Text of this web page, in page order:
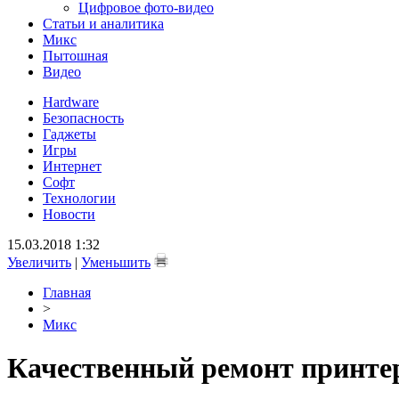
Цифровое фото-видео
Статьи и аналитика
Микс
Пытошная
Видео
Hardware
Безопасность
Гаджеты
Игры
Интернет
Софт
Технологии
Новости
15.03.2018 1:32
Увеличить | Уменьшить
Главная
>
Микс
Качественный ремонт